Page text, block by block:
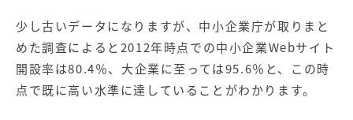
ボード
マーケティングサービスの製品
【店舗型ビジネス向け】エリ
【金融機関向け】マーケティ
少し古いデータになりますが、中小企業庁が取りまと
めた調査によると2012年時点での中小企業Webサイト
開設率は80.4％、大企業に至っては95.6％と、この時
点で既に高い水準に達していることがわかります。